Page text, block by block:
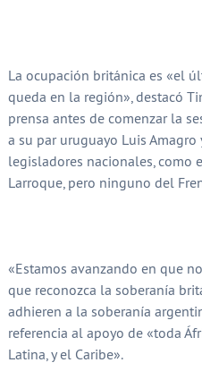
La ocupación británica es «el
queda en la región», destacó
prensa antes de comenzar la
a su par uruguayo Luis
legisladores nacionales, como
Larroque, pero ninguno del
«Estamos avanzando en que
que reconozca la soberanía
adhieren a la soberanía
referencia al apoyo de «toda
Latina, y el Caribe».